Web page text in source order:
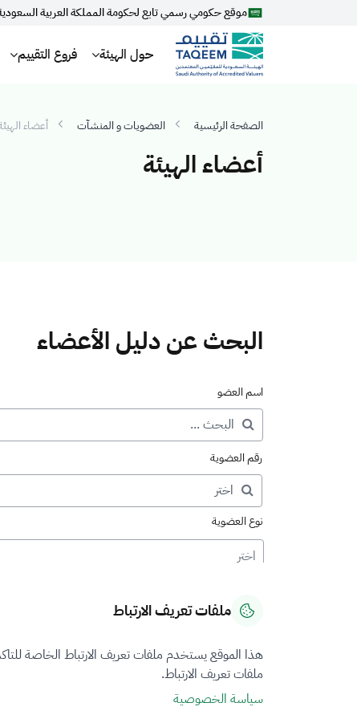
موقع حكومي رسمي تابع لحكومة المملكة العربية
حول الهيئة فروع التقييم
الصفحة الرئيسية العضويات و المنشآت أعضاء
أعضاء الهيئة
البحث عن دليل الأعضاء
اسم العضو
رقم العضوية
نوع العضوية
اختر
ملفات تعريف الارتباط
هذا الموقع يستخدم ملفات تعريف الارتباط الخاصة
ملفات تعريف الارتباط.
سياسة الخصوصية